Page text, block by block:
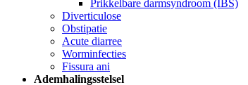
Prikkelbare darmsyndroom (IBS)
Diverticulose
Obstipatie
Acute diarree
Worminfecties
Fissura ani
Ademhalingsstelsel